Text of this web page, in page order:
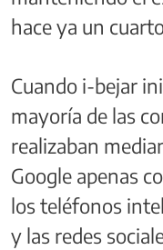
hace ya un
Cuando i-bejar
mayoría de las
realizaban
Google apenas
los teléfonos
y las redes